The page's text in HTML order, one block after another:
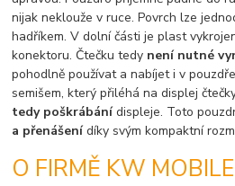
nijak neklouže v ruce. Povrch lze
hadříkem. V dolní části je plast
konektoru. Čtečku tedy není nutné
pohodlně používat a nabíjet i v
semišem, který přiléhá na displej
tedy poškrábánídispleje. Toto
a přenášenídíky svým kompaktní
O FIRMĚ KW MOBILE